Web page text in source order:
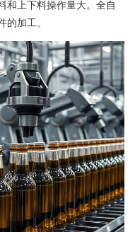
和上下料操作量大。全自
加工。